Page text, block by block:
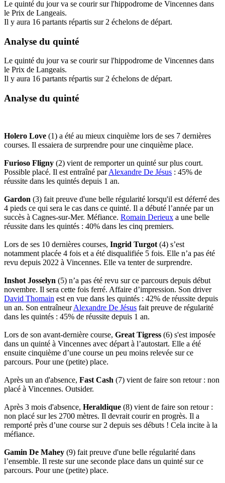
Le quinté du jour va se courir sur l'hippodrome de Vincennes dans
le Prix de Langeais.
Il y aura 16 partants répartis sur 2 échelons de départ.
Analyse du quinté
Le quinté du jour va se courir sur l'hippodrome de Vincennes dans
le Prix de Langeais.
Il y aura 16 partants répartis sur 2 échelons de départ.
Analyse du quinté
Holero Love (1) a été au mieux cinquième lors de ses 7 dernières
courses. Il essaiera de surprendre pour une cinquième place.
Furioso Fligny (2) vient de remporter un quinté sur plus court.
Possible placé. Il est entraîné parAlexandre De Jésus : 45% de
réussite dans les quintés depuis 1 an.
Gardon (3) fait preuve d'une belle régularité lorsqu'il est déferré des
4 pieds ce qui sera le cas dans ce quinté. Il a débuté l’année par un
succès à Cagnes-sur-Mer. Méfiance. Romain Derieux a une belle
réussite dans les quintés : 40% dans les cinq premiers.
Lors de ses 10 dernières courses, Ingrid Turgot (4) s’est
notamment placée 4 fois et a été disqualifiée 5 fois. Elle n’a pas été
revu depuis 2022 à Vincennes. Elle va tenter de surprendre.
Inshot Josselyn (5) n’a pas été revu sur ce parcours depuis début
novembre. Il sera cette fois ferré. Affaire d’impression. Son driver
David Thomain est en vue dans les quintés : 42% de réussite depuis
un an. Son entraîneurAlexandre De Jésus fait preuve de régularité
dans les quintés : 45% de réussite depuis 1 an.
Lors de son avant-dernière course, Great Tigress (6) s'est imposée
dans un quinté à Vincennes avec départ à l’autostart. Elle a été
ensuite cinquième d’une course un peu moins relevée sur ce
parcours. Pour une (petite) place.
Après un an d'absence, Fast Cash (7) vient de faire son retour : non
placé à Vincennes. Outsider.
Après 3 mois d'absence, Heraldique (8) vient de faire son retour :
non placé sur les 2700 mètres. Il devrait courir en progrès. Il a
remporté près d’une course sur 2 depuis ses débuts ! Cela incite à la
méfiance.
Gamin De Mahey (9) fait preuve d'une belle régularité dans
l’ensemble. Il reste sur une seconde place dans un quinté sur ce
parcours. Pour une (petite) place.